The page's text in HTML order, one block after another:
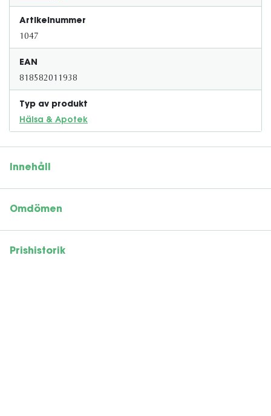
Artikelnummer
1047
EAN
818582011938
Typ av produkt
Hälsa & Apotek
Innehåll
Omdömen
Prishistorik